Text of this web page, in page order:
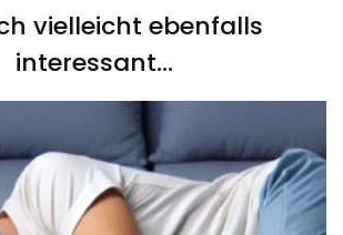
vielleicht ebenfalls
interessant...